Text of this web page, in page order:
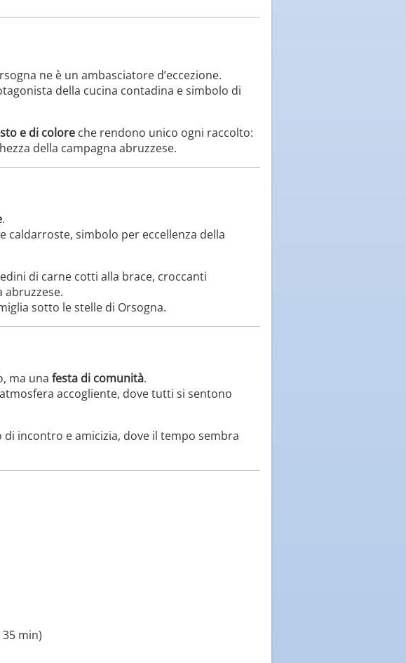
ne è un ambasciatore d’eccezione.
della cucina contadina e simbolo di
e di colore che rendono unico ogni raccolto:
della campagna abruzzese.
.
caldarroste, simbolo per eccellenza della
di carne cotti alla brace, croccanti
abruzzese.
sotto le stelle di Orsogna.
ma una festa di comunità.
accogliente, dove tutti si sentono
incontro e amicizia, dove il tempo sembra
min)